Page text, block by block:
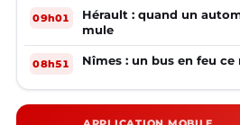
09h01
Hérault : quand un
mule
08h51 Nîmes : un bus en feu ce